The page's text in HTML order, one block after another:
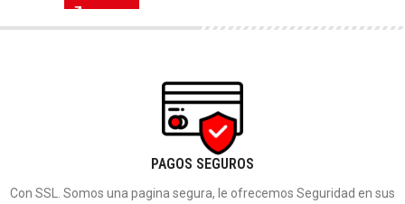
PAGOS SEGUROS
Con SSL. Somos una pagina segura, le ofrecemos Seguridad en sus